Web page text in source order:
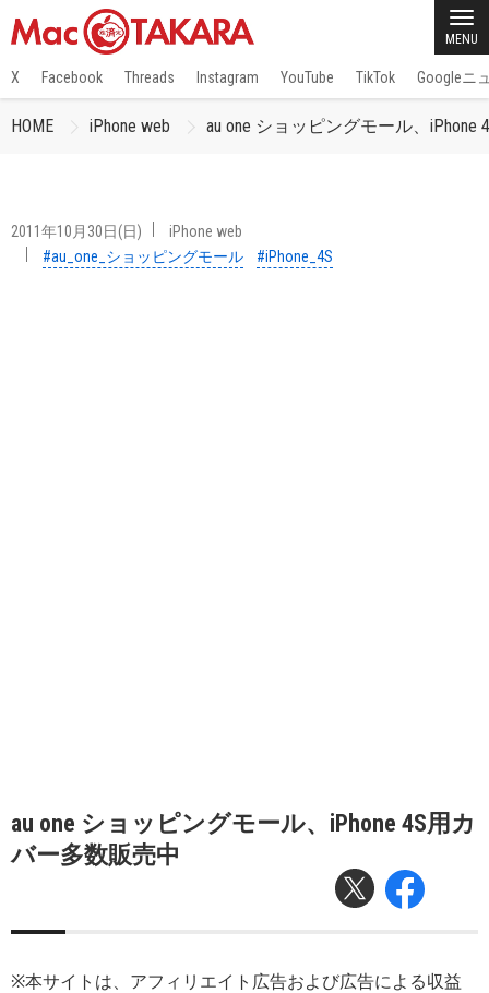
MENU
X Facebook Threads Instagram YouTube TikTok Googleニ
HOME iPhone web au one ショッピングモール、iPhone
2011年10月30日(日)
iPhone web
#au_one_ショッピングモール
#iPhone_4S
au one ショッピングモール、iPhone 4S用カ
バー多数販売中
※本サイトは、アフィリエイト広告および広告による収益